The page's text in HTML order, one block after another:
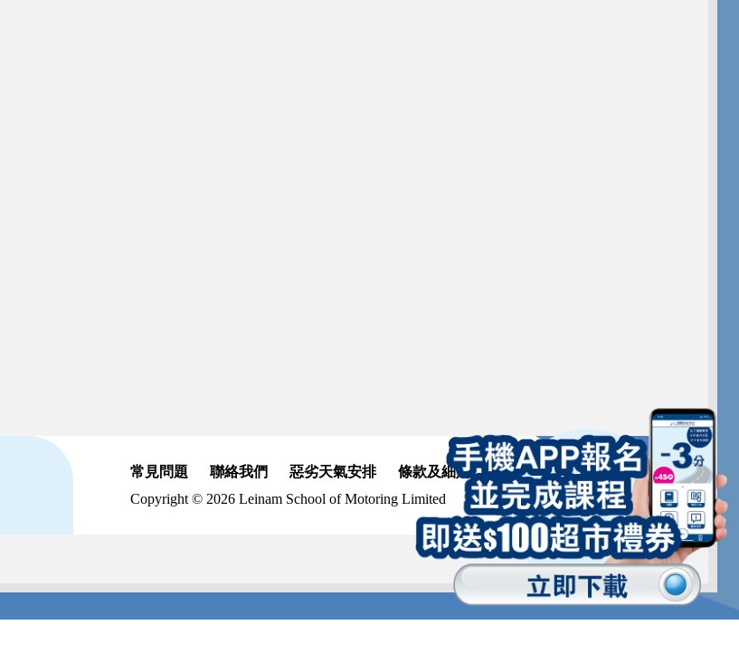
常見問題 聯絡我們 惡劣天氣安排
條款及細則
Copyright © 2026 Leinam School of Motoring Limited